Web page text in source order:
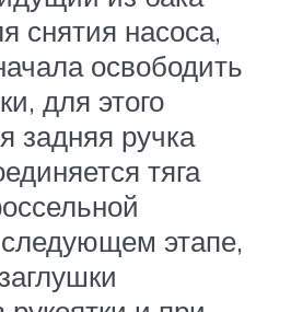
снятия насоса,
освободить
для этого
задняя ручка
тяга
этапе,